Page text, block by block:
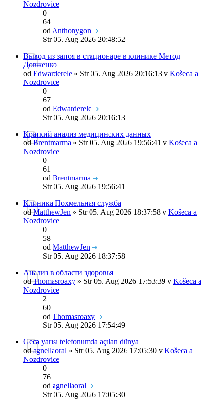
Nozdrovice
0
64
od Anthonygon
Str 05. Aug 2026 20:48:52
Вывод из запоя в стационаре в клинике Метод
Довженко
od Edwarderele » Str 05. Aug 2026 20:16:13 v Košeca a
Nozdrovice
0
67
od Edwarderele
Str 05. Aug 2026 20:16:13
Краткий анализ медицинских данных
odBrentmarma » Str 05. Aug 2026 19:56:41 v Košeca a
Nozdrovice
0
61
od Brentmarma
Str 05. Aug 2026 19:56:41
Клиника Похмельная служба
odMatthewJen » Str 05. Aug 2026 18:37:58 v Košeca a
Nozdrovice
0
58
od MatthewJen
Str 05. Aug 2026 18:37:58
Анализ в области здоровья
odThomasroaxy » Str 05. Aug 2026 17:53:39 v Košeca a
Nozdrovice
2
60
od Thomasroaxy
Str 05. Aug 2026 17:54:49
Gecə yarısı telefonumda açılan dünya
odagnellaoral » Str 05. Aug 2026 17:05:30 v Košeca a
Nozdrovice
0
76
od agnellaoral
Str 05. Aug 2026 17:05:30